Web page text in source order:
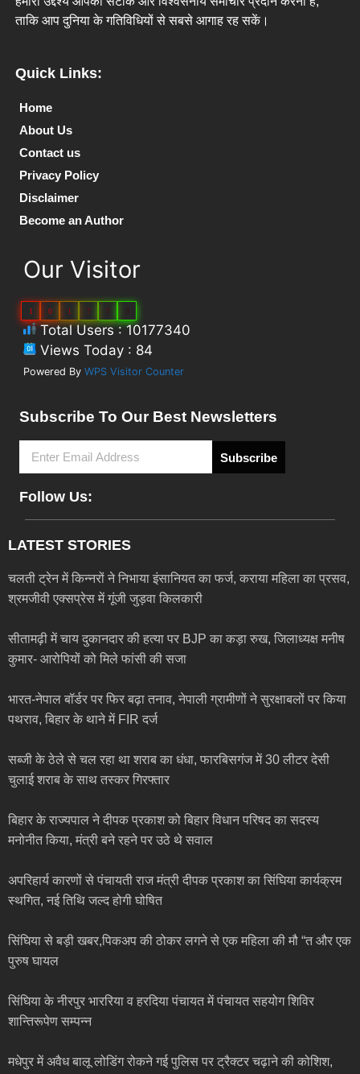
ताकि आप दुनिया के गतिविधियों से सबसे आगाह रह सकें।
Quick Links:
Home
About Us
Contact us
Privacy Policy
Disclaimer
Become an Author
Our Visitor
1 0 1 7 7
Total Users : 10177340
Views Today : 84
Powered By WPS Visitor Counter
Subscribe To Our Best Newsletters
Subscribe
Follow Us:
LATEST STORIES
चलती ट्रेन में किन्नरों ने निभाया इंसानियत का फर्ज, कराया महिला का प्रसव,
श्रमजीवी एक्सप्रेस में गूंजी जुड़वा किलकारी
सीतामढ़ी में चाय दुकानदार की हत्या पर BJP का कड़ा रुख, जिलाध्यक्ष मनीष
कुमार- आरोपियों को मिले फांसी की सजा
भारत-नेपाल बॉर्डर पर फिर बढ़ा तनाव, नेपाली ग्रामीणों ने सुरक्षाबलों पर किया
पथराव, बिहार के थाने में FIR दर्ज
सब्जी के ठेले से चल रहा था शराब का धंधा, फारबिसगंज में 30 लीटर देसी
चुलाई शराब के साथ तस्कर गिरफ्तार
बिहार के राज्यपाल ने दीपक प्रकाश को बिहार विधान परिषद का सदस्य
मनोनीत किया, मंत्री बने रहने पर उठे थे सवाल
अपरिहार्य कारणों से पंचायती राज मंत्री दीपक प्रकाश का सिंघिया कार्यक्रम
स्थगित, नई तिथि जल्द होगी घोषित
सिंघिया से बड़ी खबर,पिकअप की ठोकर लगने से एक महिला की मौ “त और एक
पुरुष घायल
सिंघिया के नीरपुर भाररिया व हरदिया पंचायत में पंचायत सहयोग शिविर
शान्तिरूपेण सम्पन्न
मधेपुर में अवैध बालू लोडिंग रोकने गई पुलिस पर ट्रैक्टर चढ़ाने की कोशिश,